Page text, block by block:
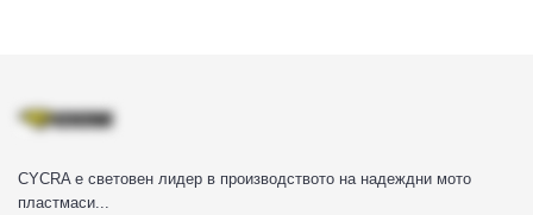
CYCRA е световен лидер в производството на надеждни мото
пластмаси...